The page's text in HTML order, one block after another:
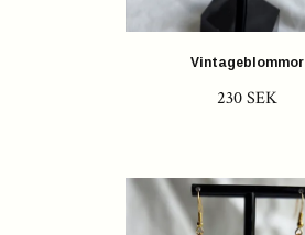
Vintageblommor
230 SEK